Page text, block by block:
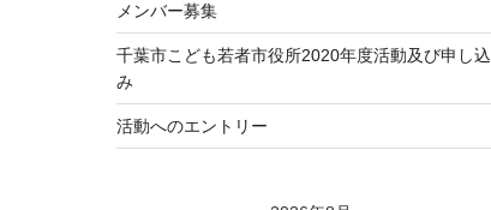
メンバー募集
千葉市こども若者市役所2020年度活動及び申し込
み
活動へのエントリー